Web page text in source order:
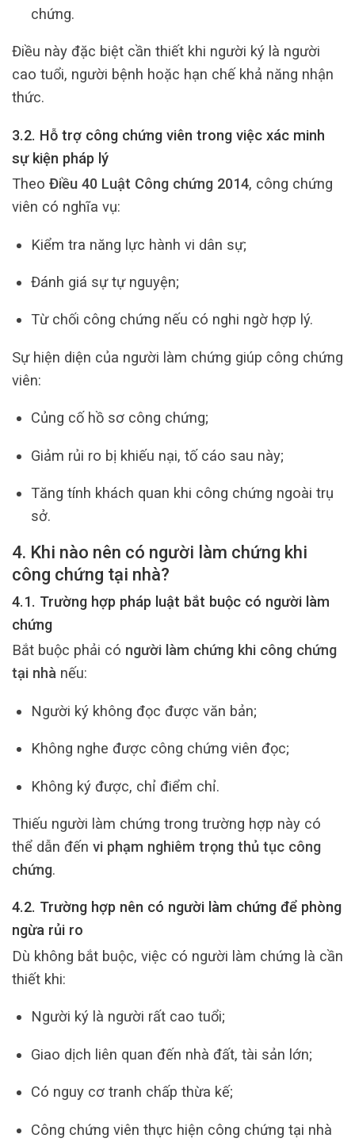
chứng.
Điều này đặc biệt cần thiết khi người ký là người
cao tuổi, người bệnh hoặc hạn chế khả năng nhận
thức.
3.2. Hỗ trợ công chứng viên trong việc xác minh
sự kiện pháp lý
Theo Điều 40 Luật Công chứng 2014, công chứng
viên có nghĩa vụ:
Kiểm tra năng lực hành vi dân sự;
Đánh giá sự tự nguyện;
Từ chối công chứng nếu có nghi ngờ hợp lý.
Sự hiện diện của người làm chứng giúp công chứng
viên:
Củng cố hồ sơ công chứng;
Giảm rủi ro bị khiếu nại, tố cáo sau này;
Tăng tính khách quan khi công chứng ngoài trụ
sở.
4. Khi nào nên có người làm chứng khi
công chứng tại nhà?
4.1. Trường hợp pháp luật bắt buộc có người làm
chứng
Bắt buộc phải có người làm chứng khi công chứng
tại nhà nếu:
Người ký không đọc được văn bản;
Không nghe được công chứng viên đọc;
Không ký được, chỉ điểm chỉ.
Thiếu người làm chứng trong trường hợp này có
thể dẫn đến vi phạm nghiêm trọng thủ tục công
chứng.
4.2. Trường hợp nên có người làm chứng để phòng
ngừa rủi ro
Dù không bắt buộc, việc có người làm chứng là cần
thiết khi:
Người ký là người rất cao tuổi;
Giao dịch liên quan đến nhà đất, tài sản lớn;
Có nguy cơ tranh chấp thừa kế;
Công chứng viên thực hiện công chứng tại nhà